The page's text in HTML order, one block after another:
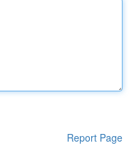
Report Page